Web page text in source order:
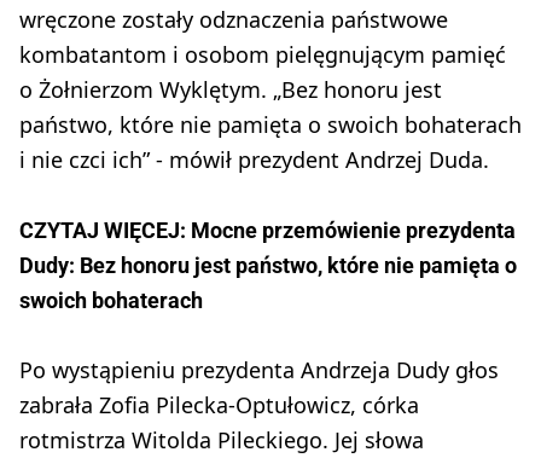
wręczone zostały odznaczenia państwowe
kombatantom i osobom pielęgnującym pamięć
o Żołnierzom Wyklętym. „Bez honoru jest
państwo, które nie pamięta o swoich bohaterach
i nie czci ich” - mówił prezydent Andrzej Duda.
CZYTAJ WIĘCEJ: Mocne przemówienie prezydenta
Dudy: Bez honoru jest państwo, które nie pamięta o
swoich bohaterach
Po wystąpieniu prezydenta Andrzeja Dudy głos
zabrała Zofia Pilecka-Optułowicz, córka
rotmistrza Witolda Pileckiego. Jej słowa